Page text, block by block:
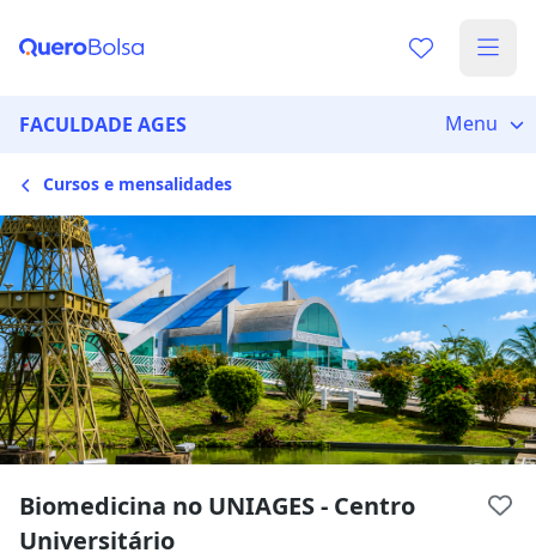
FACULDADE AGES Menu
Cursos e mensalidades
Biomedicina no UNIAGES - Centro
Universitário
Escolha de unidade
Ops! Não encontramos nenhuma
unidade
Verifique se digitou corretamente, ou experimente
buscar por outras unidades.